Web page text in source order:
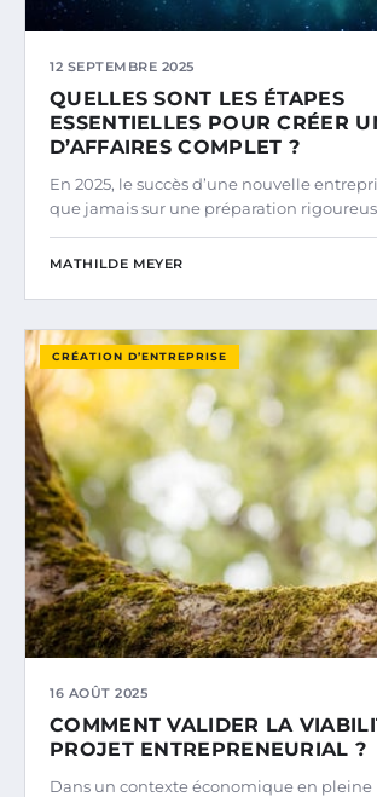
12 SEPTEMBRE 2025
QUELLES SONT LES ÉTAPES
ESSENTIELLES POUR CRÉER
D’AFFAIRES COMPLET ?
En 2025, le succès d’une nouvelle
que jamais sur une préparation
MATHILDE MEYER
CRÉATION D’ENTREPRISE
16 AOÛT 2025
COMMENT VALIDER LA
PROJET ENTREPRENEURIAL ?
Dans un contexte économique en